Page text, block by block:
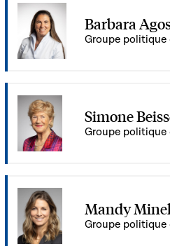
Barbara
Groupe
Simone
Groupe
Mandy
Groupe